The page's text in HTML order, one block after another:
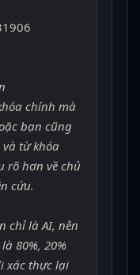
chính mà
bạn cũng
từ khóa
rõ hơn về chủ
cứu.
chỉ là AI, nên
80%, 20%
xác thực lại